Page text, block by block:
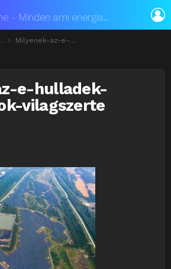
- Minden ami energia...
Milyenek-az-e-hulladek-jogszabalyok-vilagszerte
e-hulladek-
vilagszerte